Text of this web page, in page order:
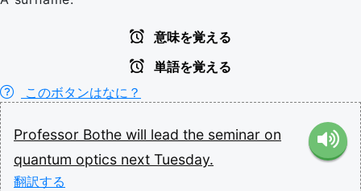
意味を覚える
単語を覚える
このボタンはなに？
Professor Bothe will lead the seminar on
quantum optics next Tuesday.
翻訳する